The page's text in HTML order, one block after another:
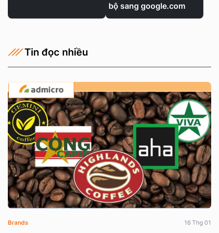
bộ sang google.com
Tin đọc nhiều
Brands 16 Thg 01